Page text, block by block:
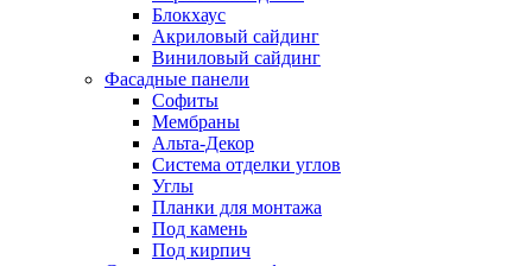
Блокхаус
Акриловый сайдинг
Виниловый сайдинг
Фасадные панели
Софиты
Мембраны
Альта-Декор
Система отделки углов
Углы
Планки для монтажа
Под камень
Под кирпич